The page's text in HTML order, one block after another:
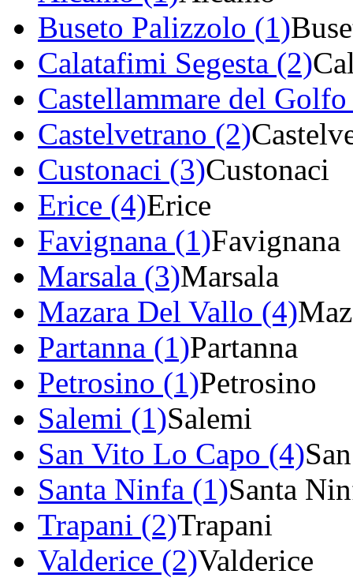
Buseto Palizzolo (1)
Calatafimi Segesta (2)
Castellammare del
Castelvetrano (2)
Custonaci (3)Custonaci
Erice (4)Erice
Favignana (1)Favignana
Marsala (3)Marsala
Mazara Del Vallo (4)
Partanna (1)Partanna
Petrosino (1)Petrosino
Salemi (1)Salemi
San Vito Lo Capo (4)
Santa Ninfa (1)Santa
Trapani (2)Trapani
Valderice (2)Valderice